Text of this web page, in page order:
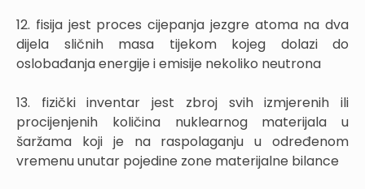
12. fisija jest proces cijepanja jezgre atoma na dva
dijela sličnih masa tijekom kojeg dolazi do
oslobađanja energije i emisije nekoliko neutrona
13. fizički inventar jest zbroj svih izmjerenih ili
procijenjenih količina nuklearnog materijala u
šaržama koji je na raspolaganju u određenom
vremenu unutar pojedine zone materijalne bilance